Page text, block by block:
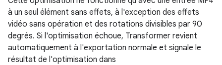
à un seul élément sans effets, à l'exception des effets
vidéo sans opération et des rotations divisibles par 90
degrés. Si l'optimisation échoue, Transformer revient
automatiquement à l'exportation normale et signale le
résultat de l'optimisation dans